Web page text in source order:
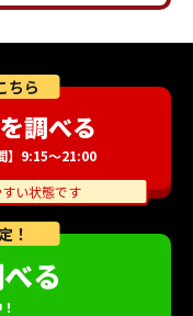
！
る
ちら
調べる
】9:15～21:00
い状態です